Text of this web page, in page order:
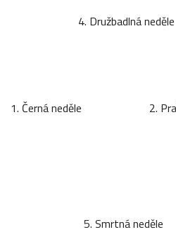
4. Družbadlná neděle
1. Černá neděle 2.
5. Smrtná neděle